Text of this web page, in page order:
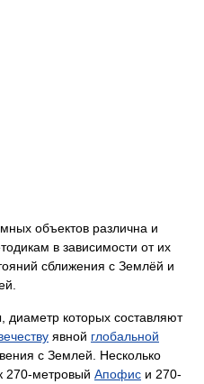
объектов различна и
в зависимости от их
сближения с Землёй и
диаметр которых составляют
явной глобальной
с Землей. Несколько
270-метровый Апофис и 270-